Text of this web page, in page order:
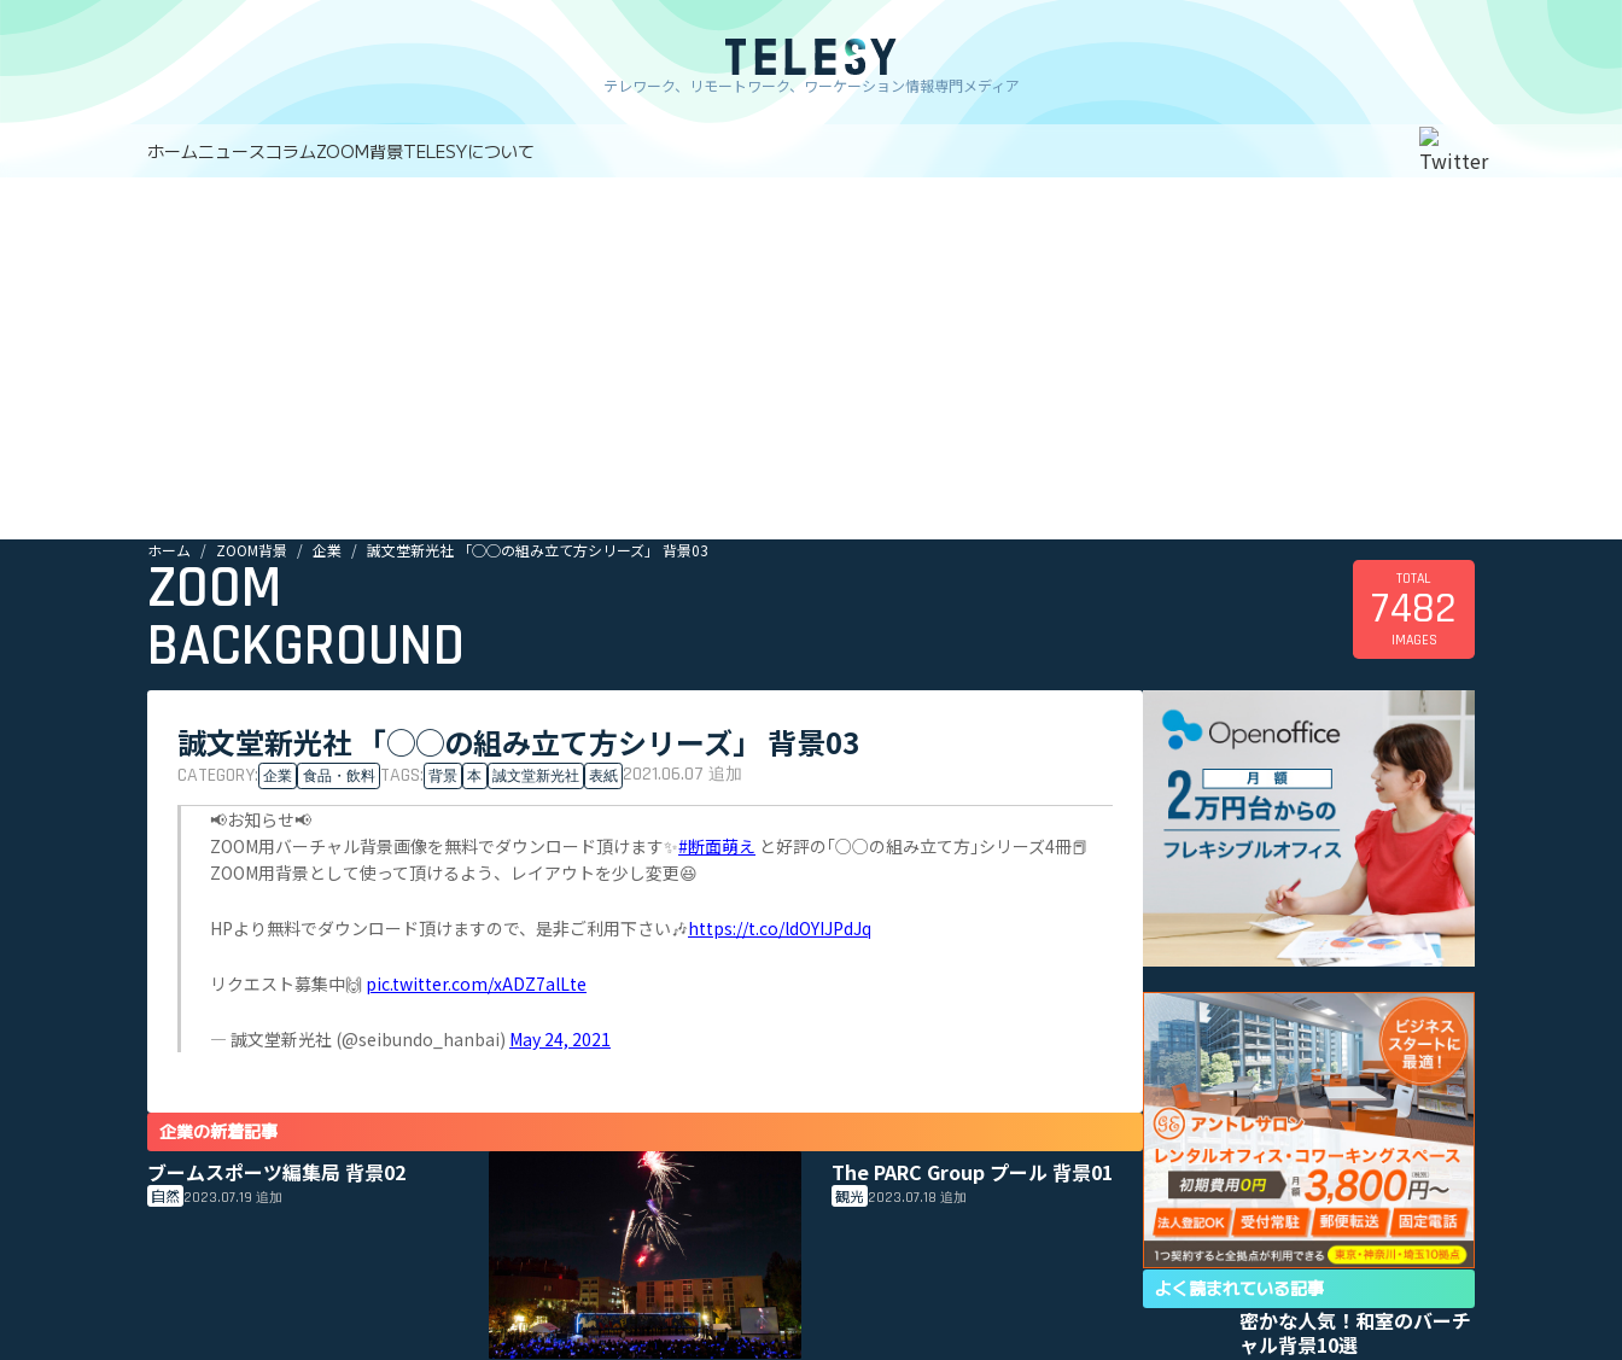
テレワーク、リモートワーク、ワーケーション情報専門メディア
ホームニュースコラムZOOM背景TELESYについて
ホーム ZOOM背景 企業 誠文堂新光社 「◯◯の組み立て方シリーズ」 背景03
ZOOM
BACKGROUND
TOTAL
7482
IMAGES
誠文堂新光社 「◯◯の組み立て方シリーズ」 背景03
CATEGORY: 企業 食品・飲料 TAGS: 背景 本 誠文堂新光社 表紙 2021.06.07追加
📢お知らせ📢
ZOOM用バーチャル背景画像を無料でダウンロード頂けます✨#断面萌え と好評の｢○○の組み立て方｣シリーズ4冊📕
ZOOM用背景として使って頂けるよう、レイアウトを少し変更😆
HPより無料でダウンロード頂けますので、是非ご利用下さい🎶https://t.co/ldOYIJPdJq
リクエスト募集中🙌 pic.twitter.com/xADZ7alLte
— 誠文堂新光社 (@seibundo_hanbai) May 24, 2021
企業の新着記事
ブームスポーツ編集局 背景02
自然 2023.07.19追加
The PARC Group プール 背景01
観光 2023.07.18追加
よく読まれている記事
密かな人気！和室のバーチ
ャル背景10選